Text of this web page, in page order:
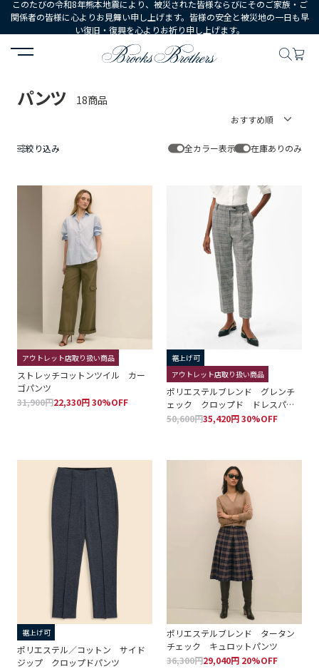
このたびの令和8年熊本地震により、被災された皆様ならびにそのご家族・ご
関係者の皆様に心よりお見舞い申し上げます。皆様の安全と被災地の一日も早
い復旧・復興を心よりお祈り申し上げます。
HOME ウェア ボトムス パンツ
パンツ 18商品
絞り込み 全カラー表示 在庫ありのみ
アウトレット店取り扱い商品
ストレッチコットンツイル カー
ゴパンツ
31,900円22,330円 30%OFF
裾上げ可
アウトレット店取り扱い商品
ポリエステルブレンド グレンチ
ェック クロップド ドレスパン
ツ
50,600円35,420円 30%OFF
裾上げ可
ポリエステル／コットン サイド
ジップ クロップドパンツ
ポリエステルブレンド タータン
チェック キュロットパンツ
36,300円29,040円 20%OFF